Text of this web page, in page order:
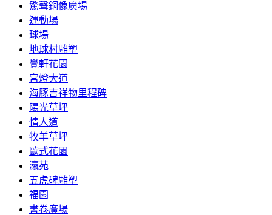
驚聲銅像廣場
運動場
球場
地球村雕塑
覺軒花園
宮燈大道
海豚吉祥物里程碑
陽光草坪
情人道
牧羊草坪
歐式花園
瀛苑
五虎碑雕塑
福園
書卷廣場